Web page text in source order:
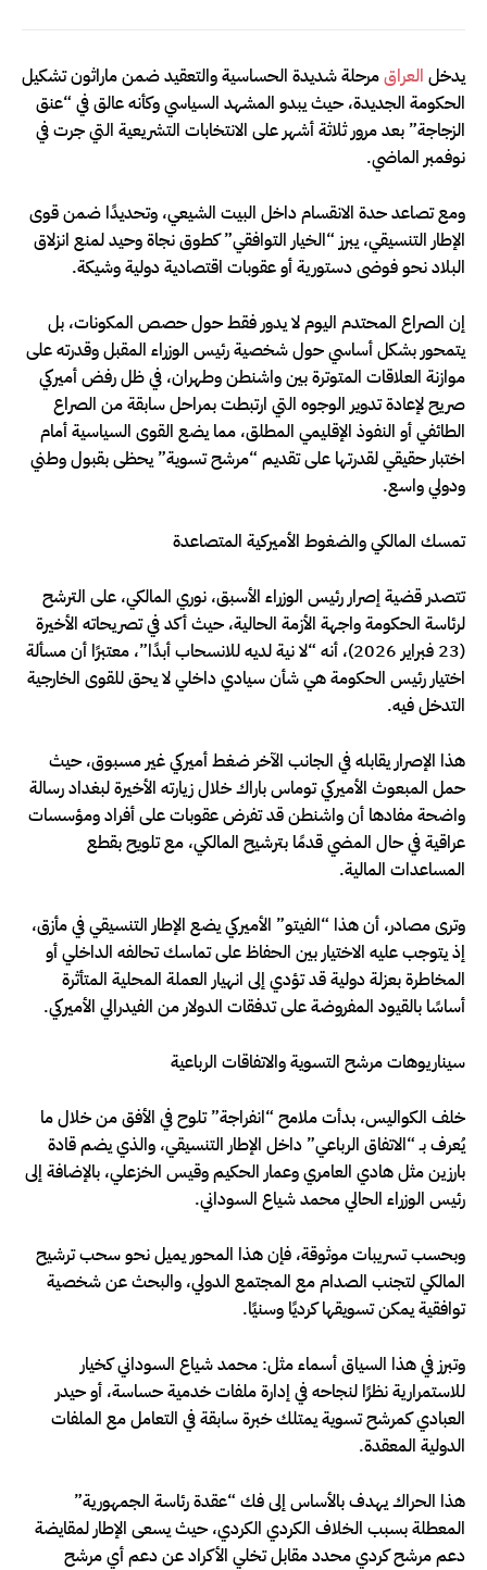
يدخل العراقمرحلة شديدة الحساسية والتعقيد ضمن ماراثون تشكيل
الحكومة الجديدة، حيث يبدو المشهد السياسي وكأنه عالق في “عنق
الزجاجة” بعد مرور ثلاثة أشهر على الانتخابات التشريعية التي جرت في
نوفمبر الماضي.
ومع تصاعد حدة الانقسام داخل البيت الشيعي، وتحديدًا ضمن قوى
الإطار التنسيقي، يبرز “الخيار التوافقي” كطوق نجاة وحيد لمنع انزلاق
البلاد نحو فوضى دستورية أو عقوبات اقتصادية دولية وشيكة.
إن الصراع المحتدم اليوم لا يدور فقط حول حصص المكونات، بل
يتمحور بشكل أساسي حول شخصية رئيس الوزراء المقبل وقدرته على
موازنة العلاقات المتوترة بين واشنطن وطهران، في ظل رفض أميركي
صريح لإعادة تدوير الوجوه التي ارتبطت بمراحل سابقة من الصراع
الطائفي أو النفوذ الإقليمي المطلق، مما يضع القوى السياسية أمام
اختبار حقيقي لقدرتها على تقديم “مرشح تسوية” يحظى بقبول وطني
ودولي واسع.
تمسك المالكي والضغوط الأميركية المتصاعدة
تتصدر قضية إصرار رئيس الوزراء الأسبق، نوري المالكي، على الترشح
لرئاسة الحكومة واجهة الأزمة الحالية، حيث أكد في تصريحاته الأخيرة
(23 فبراير 2026)، أنه “لا نية لديه للانسحاب أبدًا”، معتبرًا أن مسألة
اختيار رئيس الحكومة هي شأن سيادي داخلي لا يحق للقوى الخارجية
التدخل فيه.
هذا الإصرار يقابله في الجانب الآخر ضغط أميركي غير مسبوق، حيث
حمل المبعوث الأميركي توماس باراك خلال زيارته الأخيرة لبغداد رسالة
واضحة مفادها أن واشنطن قد تفرض عقوبات على أفراد ومؤسسات
عراقية في حال المضي قدمًا بترشيح المالكي، مع تلويح بقطع
المساعدات المالية.
وترى مصادر، أن هذا “الفيتو” الأميركي يضع الإطار التنسيقي في مأزق،
إذ يتوجب عليه الاختيار بين الحفاظ على تماسك تحالفه الداخلي أو
المخاطرة بعزلة دولية قد تؤدي إلى انهيار العملة المحلية المتأثرة
أساسًا بالقيود المفروضة على تدفقات الدولار من الفيدرالي الأميركي.
سيناريوهات مرشح التسوية والاتفاقات الرباعية
خلف الكواليس، بدأت ملامح “انفراجة” تلوح في الأفق من خلال ما
يُعرف بـ “الاتفاق الرباعي” داخل الإطار التنسيقي، والذي يضم قادة
بارزين مثل هادي العامري وعمار الحكيم وقيس الخزعلي، بالإضافة إلى
رئيس الوزراء الحالي محمد شياع السوداني.
وبحسب تسريبات موثوقة، فإن هذا المحور يميل نحو سحب ترشيح
المالكي لتجنب الصدام مع المجتمع الدولي، والبحث عن شخصية
توافقية يمكن تسويقها كرديًا وسنيًا.
وتبرز في هذا السياق أسماء مثل: محمد شياع السوداني كخيار
للاستمرارية نظرًا لنجاحه في إدارة ملفات خدمية حساسة، أو حيدر
العبادي كمرشح تسوية يمتلك خبرة سابقة في التعامل مع الملفات
الدولية المعقدة.
هذا الحراك يهدف بالأساس إلى فك “عقدة رئاسة الجمهورية”
المعطلة بسبب الخلاف الكردي الكردي، حيث يسعى الإطار لمقايضة
دعم مرشح كردي محدد مقابل تخلي الأكراد عن دعم أي مرشح